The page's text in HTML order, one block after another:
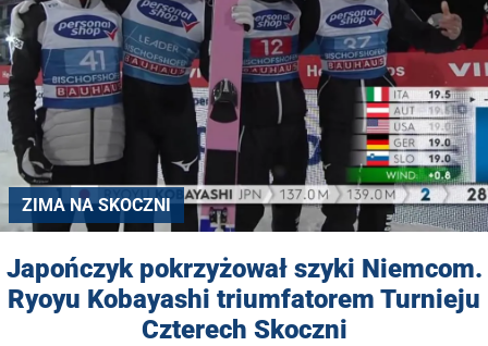
ZIMA NA SKOCZNI
Japończyk pokrzyżował szyki Niemcom.
Ryoyu Kobayashi triumfatorem Turnieju
Czterech Skoczni